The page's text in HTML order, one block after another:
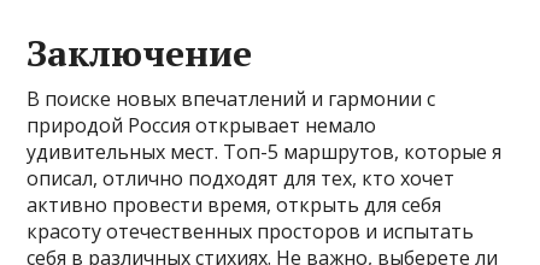
Заключение
В поиске новых впечатлений и гармонии с
природой Россия открывает немало
удивительных мест. Топ-5 маршрутов, которые я
описал, отлично подходят для тех, кто хочет
активно провести время, открыть для себя
красоту отечественных просторов и испытать
себя в различных стихиях. Не важно, выберете ли